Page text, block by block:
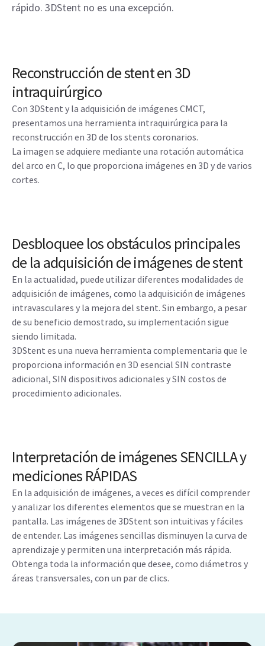
rápido. 3DStent no es una excepción.
Reconstrucción de stent en 3D
intraquirúrgico
Con 3DStent y la adquisición de imágenes CMCT,
presentamos una herramienta intraquirúrgica para la
reconstrucción en 3D de los stents coronarios.
La imagen se adquiere mediante una rotación automática
del arco en C, lo que proporciona imágenes en 3D y de varios
cortes.
Desbloquee los obstáculos principales
de la adquisición de imágenes de stent
En la actualidad, puede utilizar diferentes modalidades de
adquisición de imágenes, como la adquisición de imágenes
intravasculares y la mejora del stent. Sin embargo, a pesar
de su beneficio demostrado, su implementación sigue
siendo limitada.
3DStent es una nueva herramienta complementaria que le
proporciona información en 3D esencial SIN contraste
adicional, SIN dispositivos adicionales y SIN costos de
procedimiento adicionales.
Interpretación de imágenes SENCILLA y
mediciones RÁPIDAS
En la adquisición de imágenes, a veces es difícil comprender
y analizar los diferentes elementos que se muestran en la
pantalla. Las imágenes de 3DStent son intuitivas y fáciles
de entender. Las imágenes sencillas disminuyen la curva de
aprendizaje y permiten una interpretación más rápida.
Obtenga toda la información que desee, como diámetros y
áreas transversales, con un par de clics.